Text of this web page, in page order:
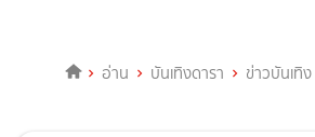
อ่าน บันเทิงดารา ข่าวบันเทิง